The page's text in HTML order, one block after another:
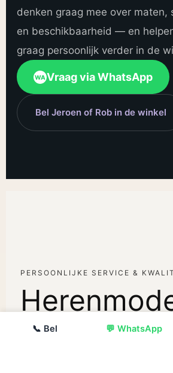
denken graag mee over maten,
en beschikbaarheid — en
graag persoonlijk verder in de
WA Vraag via WhatsApp
Bel Jeroen of Rob in de winkel
PERSOONLIJKE SERVICE &
past bij
📞 Bel 💬 WhatsApp